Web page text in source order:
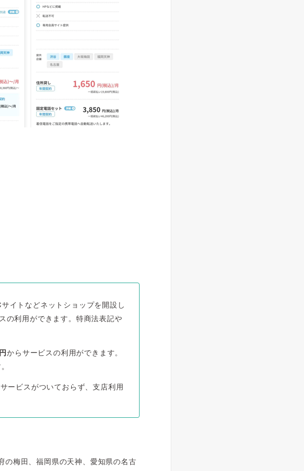
イトなどネットショップを開設し
の利用ができます。特商法表記や
からサービスの利用ができます。
ービスがついておらず、支店利用
の梅田、福岡県の天神、愛知県の名古